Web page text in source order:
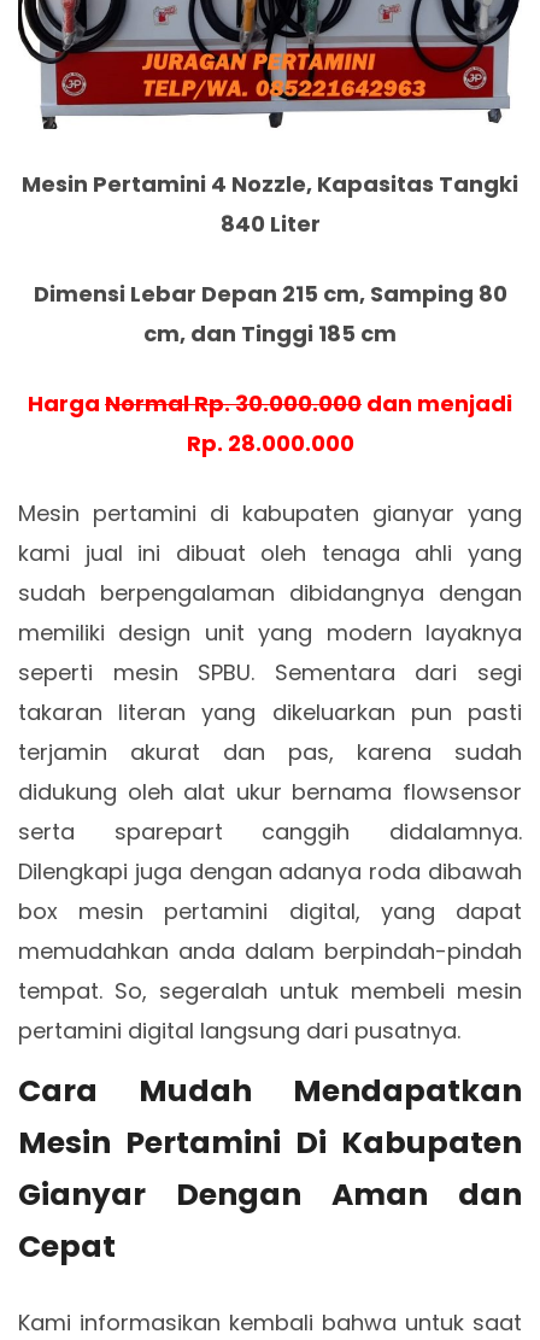
Mesin Pertamini 4 Nozzle, Kapasitas Tangki
840 Liter
Dimensi Lebar Depan 215 cm, Samping 80
cm, dan Tinggi 185 cm
Harga Normal Rp. 30.000.000 dan menjadi
Rp. 28.000.000
Mesin pertamini di kabupaten gianyar yang
kami jual ini dibuat oleh tenaga ahli yang
sudah berpengalaman dibidangnya dengan
memiliki design unit yang modern layaknya
seperti mesin SPBU. Sementara dari segi
takaran literan yang dikeluarkan pun pasti
terjamin akurat dan pas, karena sudah
didukung oleh alat ukur bernama flowsensor
serta sparepart canggih didalamnya.
Dilengkapi juga dengan adanya roda dibawah
box mesin pertamini digital, yang dapat
memudahkan anda dalam berpindah-pindah
tempat. So, segeralah untuk membeli mesin
pertamini digital langsung dari pusatnya.
Cara Mudah Mendapatkan
Mesin Pertamini Di Kabupaten
Gianyar Dengan Aman dan
Cepat
Kami informasikan kembali bahwa untuk saat